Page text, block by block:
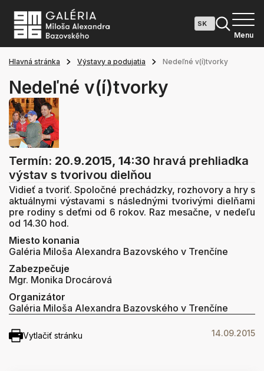
Menu
Hlavná stránka Výstavy a podujatia Nedeľné v(í)tvorky
Nedeľné v(í)tvorky
Termín: 20.9.2015, 14:30 hravá prehliadka
výstav s tvorivou dielňou
Vidieť a tvoriť. Spoločné prechádzky, rozhovory a hry s
aktuálnymi výstavami s následnými tvorivými dielňami
pre rodiny s deťmi od 6 rokov. Raz mesačne, v nedeľu
od 14.30 hod.
Miesto konania
Galéria Miloša Alexandra Bazovského v Trenčíne
Zabezpečuje
Mgr. Monika Drocárová
Organizátor
Galéria Miloša Alexandra Bazovského v Trenčíne
Vytlačiť stránku 14.09.2015